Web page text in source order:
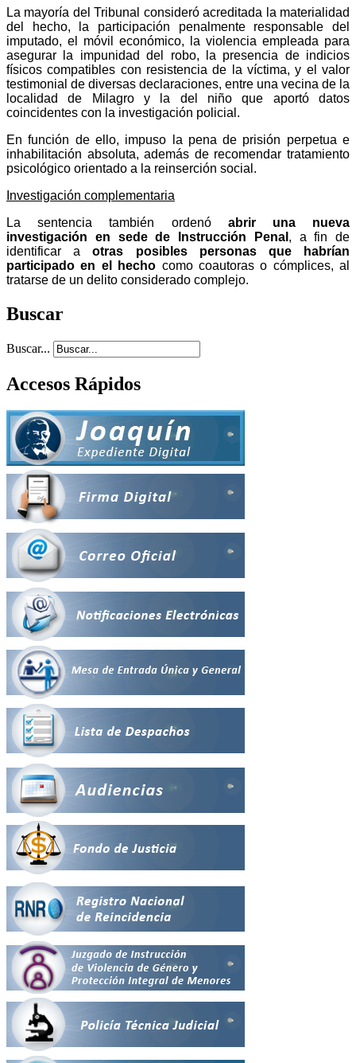
La mayoría del Tribunal consideró acreditada la materialidad
del hecho, la participación penalmente responsable del
imputado, el móvil económico, la violencia empleada para
asegurar la impunidad del robo, la presencia de indicios
físicos compatibles con resistencia de la víctima, y el valor
testimonial de diversas declaraciones, entre una vecina de la
localidad de Milagro y la del niño que aportó datos
coincidentes con la investigación policial.
En función de ello, impuso la pena de prisión perpetua e
inhabilitación absoluta, además de recomendar tratamiento
psicológico orientado a la reinserción social.
Investigación complementaria
La sentencia también ordenó abrir una nueva
investigación en sede de Instrucción Penal , a fin de
identificar aotras posibles personas que habrían
participado en el hecho como coautoras o cómplices, al
tratarse de un delito considerado complejo.
Buscar
Buscar...
Accesos Rápidos